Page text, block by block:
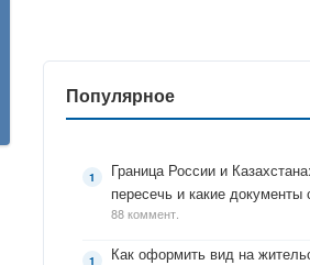
Популярное
Граница России и
пересечь и какие документы
88 коммент.
Как оформить вид на